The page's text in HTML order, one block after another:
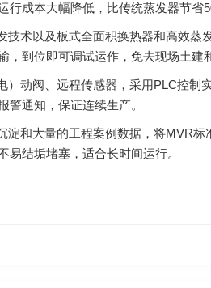
成本大幅降低，比传统蒸发器节省
技术以及板式全面积换热器和高效
到位即可调试运作，免去现场土建
）动阀、远程传感器，采用PLC控
通知，保证连续生产。
淀和大量的工程案例数据，将MVR
结垢堵塞，适合长时间运行。